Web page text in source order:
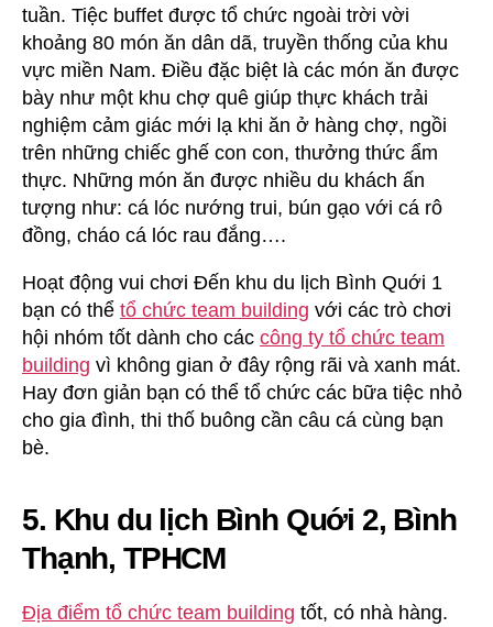
tuần. Tiệc buffet được tổ chức ngoài trời vời
khoảng 80 món ăn dân dã, truyền thống của khu
vực miền Nam. Điều đặc biệt là các món ăn được
bày như một khu chợ quê giúp thực khách trải
nghiệm cảm giác mới lạ khi ăn ở hàng chợ, ngồi
trên những chiếc ghế con con, thưởng thức ẩm
thực. Những món ăn được nhiều du khách ấn
tượng như: cá lóc nướng trui, bún gạo với cá rô
đồng, cháo cá lóc rau đắng….
Hoạt động vui chơi Đến khu du lịch Bình Quới 1
bạn có thể tổ chức team building với các trò chơi
hội nhóm tốt dành cho các công ty tổ chức team
building vì không gian ở đây rộng rãi và xanh mát.
Hay đơn giản bạn có thể tổ chức các bữa tiệc nhỏ
cho gia đình, thi thố buông cần câu cá cùng bạn
bè.
5. Khu du lịch Bình Quới 2, Bình
Thạnh, TPHCM
Địa điểm tổ chức team building tốt, có nhà hàng.